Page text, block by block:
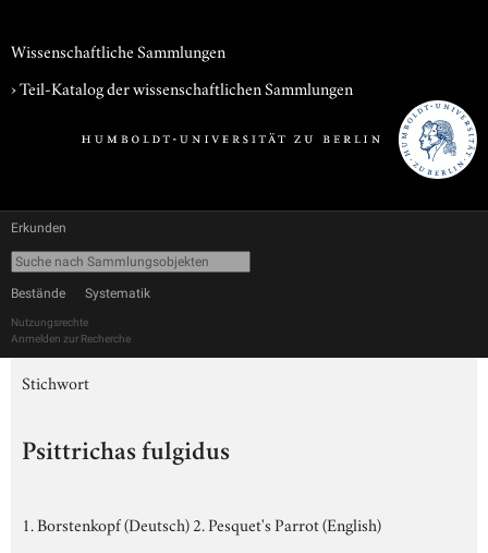
Wissenschaftliche Sammlungen
› Teil-Katalog der wissenschaftlichen Sammlungen
Erkunden
Bestände Systematik
Nutzungsrechte
Anmelden zur Recherche
Stichwort
Psittrichas fulgidus
1. Borstenkopf (Deutsch) 2. Pesquet's Parrot (English)